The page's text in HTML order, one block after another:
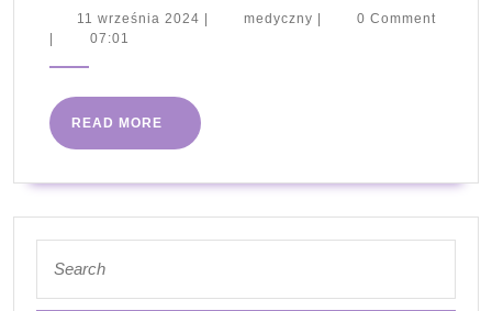
Diesel
11 września 2024 11
medyczny medyczny0 Comment
07:01
READ MORE
READ
MORE
for: